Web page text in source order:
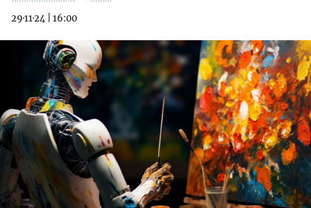
29·11·24 16:00